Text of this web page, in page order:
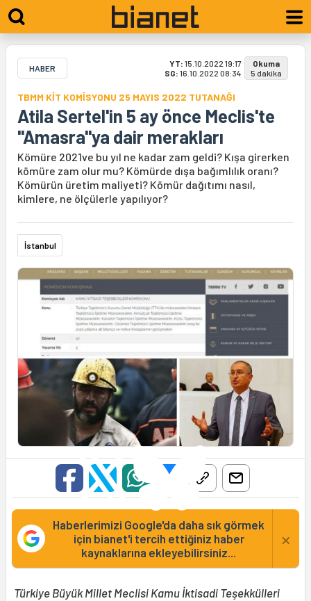
HABER YT: 15.10.2022 19:17
SG: 16.10.2022 08:34
Okuma
5 dakika
TBMM KİT KOMİSYONU 25 MAYIS 2022 TUTANAĞI
Atila Sertel'in 5 ay önce Meclis'te
"Amasra"ya dair merakları
Kömüre 2021ve bu yıl ne kadar zam geldi? Kışa girerken
kömüre zam olur mu? Kömürde dışa bağımlılık oranı?
Kömürün üretim maliyeti? Kömür dağıtımı nasıl,
kimlere, ne ölçülerle yapılıyor?
İstanbul
Haberlerimizi Google'da daha sık görmek
için bianet'i tercih ettiğiniz haber
kaynaklarına ekleyebilirsiniz...
×
Türkiye Büyük Millet Meclisi Kamu İktisadi Teşekkülleri